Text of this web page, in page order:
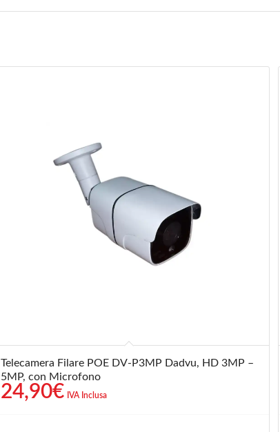
Telecamera Filare POE DV-P3MP Dadvu, HD 3MP –
5MP, con Microfono
24,90€ IVA Inclusa